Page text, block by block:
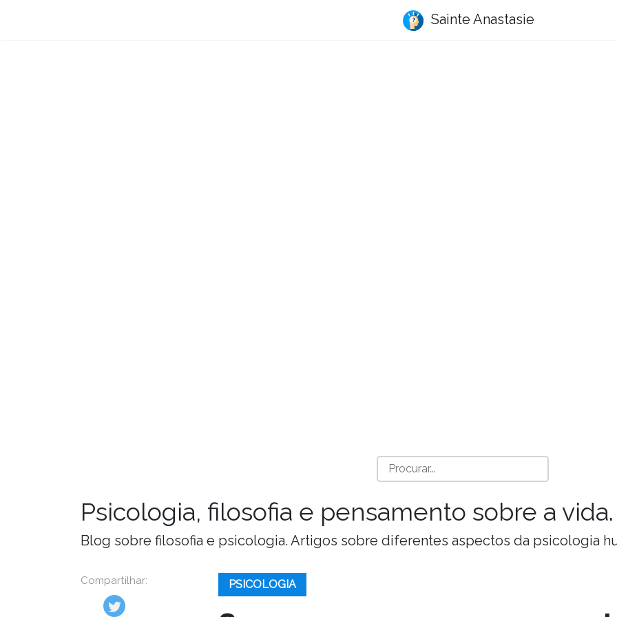
Sainte Anastasie
Psicologia, filosofia e pensamento sobre a vida.
Blog sobre filosofia e psicologia. Artigos sobre diferentes aspectos da psicologia
Compartilhar: PSICOLOGIA